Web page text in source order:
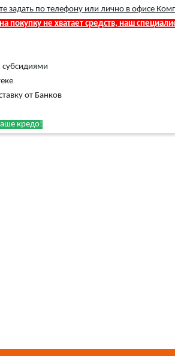
задать по телефону или лично в офисе
покупку не хватает средств, наш
субсидиями
от Банков
кредо!